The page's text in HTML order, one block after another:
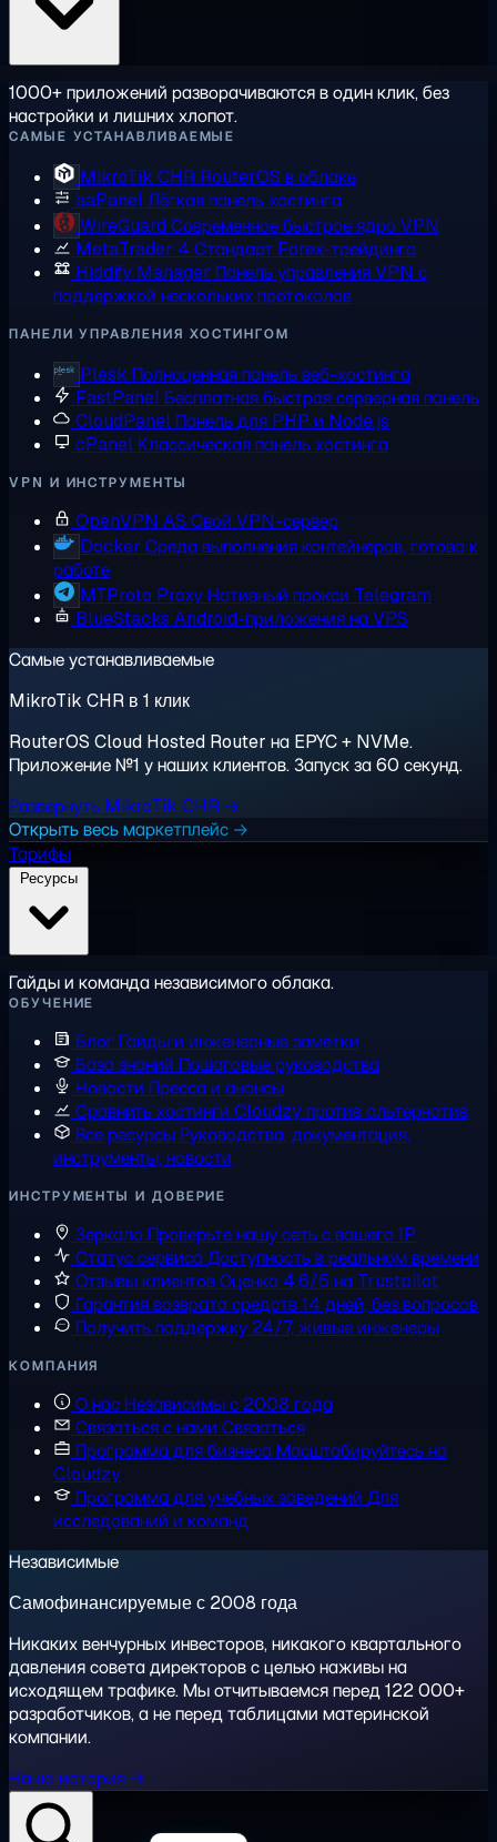
1000+ приложений разворачиваются в один клик, без
настройки и лишних хлопот.
САМЫЕ УСТАНАВЛИВАЕМЫЕ
MikroTik CHR RouterOS в облаке
aaPanelЛёгкая панель хостинга
WireGuard Современное быстрое ядро VPN
MetaTrader 4 Стандарт Forex-трейдинга
Hiddify Manager Панель управления VPN с
поддержкой нескольких протоколов
ПАНЕЛИ УПРАВЛЕНИЯ ХОСТИНГОМ
Plesk Полноценная панель веб-хостинга
FastPanelБесплатная быстрая серверная панель
CloudPanel Панель для PHP и Node.js
cPanelКлассическая панель хостинга
VPN И ИНСТРУМЕНТЫ
OpenVPN AS Свой VPN-сервер
Docker Среда выполнения контейнеров, готова к
работе
MTProto ProxyНативный прокси Telegram
BlueStacks Android-приложения на VPS
Самые устанавливаемые
MikroTik CHR в 1 клик
RouterOS Cloud Hosted Router на EPYC + NVMe.
Приложение №1 у наших клиентов. Запуск за 60 секунд.
Развернуть MikroTik CHR →
Открыть весь маркетплейс →
Тарифы
Гайды и команда независимого облака.
ОБУЧЕНИЕ
Блог Гайды и инженерные заметки
База знаний Пошаговые руководства
Новости Пресса и анонсы
Сравнить хостинги Cloudzy против альтернатив
Все ресурсыРуководства, документация,
инструменты, новости
ИНСТРУМЕНТЫ И ДОВЕРИЕ
Зеркало Проверьте нашу сеть с вашего IP
Статус сервисаДоступность в реальном времени
Отзывы клиентовОценка 4,6/5 на Trustpilot
Гарантия возврата средств14 дней, без вопросов
Получить поддержку 24/7, живые инженеры
КОМПАНИЯ
О насНезависимы с 2008 года
Связаться с нами Связаться
Программа для бизнесаМасштабируйтесь на
Cloudzy
Программа для учебных заведений Для
исследований и команд
Независимые
Самофинансируемые с 2008 года
Никаких венчурных инвесторов, никакого квартального
давления совета директоров с целью наживы на
исходящем трафике. Мы отчитываемся перед 122 000+
разработчиков, а не перед таблицами материнской
компании.
Наша история →